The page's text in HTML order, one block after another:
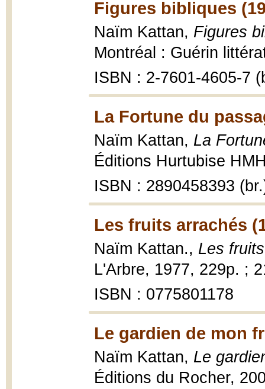
Figures bibliques
Naïm Kattan, Figures
Montréal : Guérin
ISBN : 2-7601-4605-7
La Fortune du
Naïm Kattan, La
Éditions Hurtubise
ISBN : 2890458393
Les fruits arrachés
Naïm Kattan., Les
L'Arbre, 1977, 229p. ;
ISBN : 0775801178
Le gardien de mon
Naïm Kattan, Le
Éditions du Rocher,